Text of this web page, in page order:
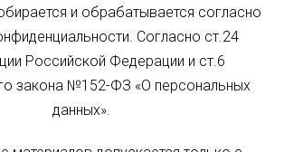
и обрабатывается согласно
Согласно ст.24
Российской Федерации и ст.6
закона №152-ФЗ «О персональных
данных».